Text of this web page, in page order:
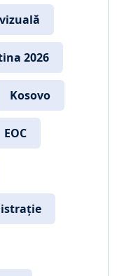
2026
Kosovo
EOC